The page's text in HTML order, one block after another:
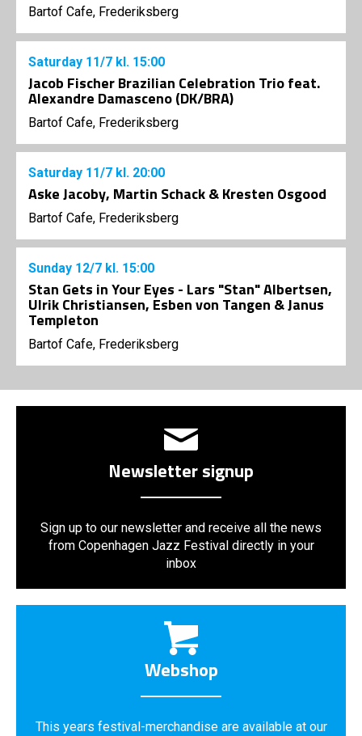
Bartof Cafe, Frederiksberg
Saturday 11/7 kl. 15:00
Jacob Fischer Brazilian Celebration Trio feat.
Alexandre Damasceno (DK/BRA)
Bartof Cafe, Frederiksberg
Saturday 11/7 kl. 20:00
Aske Jacoby, Martin Schack & Kresten Osgood
Bartof Cafe, Frederiksberg
Sunday 12/7 kl. 15:00
Stan Gets in Your Eyes - Lars "Stan" Albertsen,
Ulrik Christiansen, Esben von Tangen & Janus
Templeton
Bartof Cafe, Frederiksberg
Newsletter signup
Sign up to our newsletter and receive all the news
from Copenhagen Jazz Festival directly in your
inbox
Webshop
This years festival-merchandise are available at our